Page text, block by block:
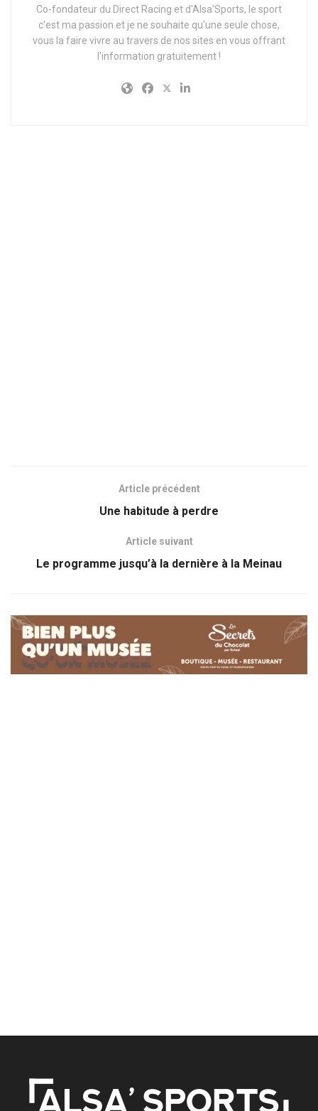
Co-fondateur du Direct Racing et d'Alsa'Sports, le sport
c'est ma passion et je ne souhaite qu'une seule chose,
vous la faire vivre au travers de nos sites en vous offrant
l'information gratuitement !
Article précédent
Une habitude à perdre
Article suivant
Le programme jusqu’à la dernière à la Meinau